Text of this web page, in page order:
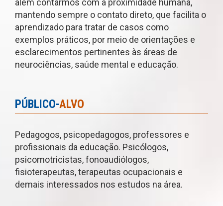
além contarmos com a proximidade humana,
mantendo sempre o contato direto, que facilita o
aprendizado para tratar de casos como
exemplos práticos, por meio de orientações e
esclarecimentos pertinentes às áreas de
neurociências, saúde mental e educação.
PÚBLICO-ALVO
Pedagogos, psicopedagogos, professores e
profissionais da educação. Psicólogos,
psicomotricistas, fonoaudiólogos,
fisioterapeutas, terapeutas ocupacionais e
demais interessados nos estudos na área.